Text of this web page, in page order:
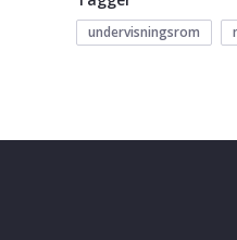
undervisningsrom